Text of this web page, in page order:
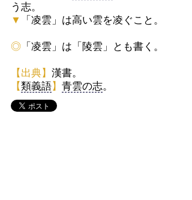
う志。
▼
「凌雲」は高い雲を凌ぐこと。
◎ 「凌雲」は「陵雲」とも書く。
【出典】 漢書。
【類義語】 青雲の志。